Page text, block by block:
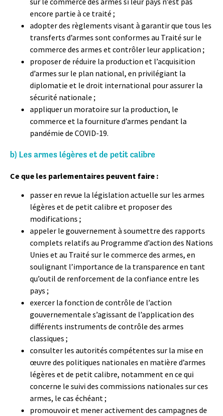
encore partie à ce traité ;
adopter des règlements visant à garantir que tous les
transferts d’armes sont conformes au Traité sur le
commerce des armes et contrôler leur application ;
proposer de réduire la production et l’acquisition
d’armes sur le plan national, en privilégiant la
diplomatie et le droit international pour assurer la
sécurité nationale ;
appliquer un moratoire sur la production, le
commerce et la fourniture d’armes pendant la
pandémie de COVID-19.
b) Les armes légères et de petit calibre
Ce que les parlementaires peuvent faire :
passer en revue la législation actuelle sur les armes
légères et de petit calibre et proposer des
modifications ;
appeler le gouvernement à soumettre des rapports
complets relatifs au Programme d’action des Nations
Unies et au Traité sur le commerce des armes, en
soulignant l’importance de la transparence en tant
qu’outil de renforcement de la confiance entre les
pays ;
exercer la fonction de contrôle de l’action
gouvernementale s’agissant de l’application des
différents instruments de contrôle des armes
classiques ;
consulter les autorités compétentes sur la mise en
œuvre des politiques nationales en matière d’armes
légères et de petit calibre, notamment en ce qui
concerne le suivi des commissions nationales sur ces
armes, le cas échéant ;
promouvoir et mener activement des campagnes de